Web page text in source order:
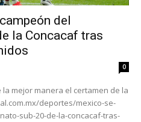
del
la Concacaf tras
0
la mejor manera el certamen de la
deportes/mexico-se-
sub-20-de-la-concacaf-tras-